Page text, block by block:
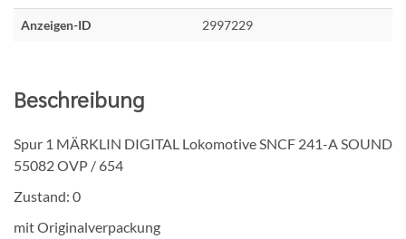
Anzeigen-ID 2997229
Beschreibung
Spur 1 MÄRKLIN DIGITAL Lokomotive SNCF 241-A SOUND
55082 OVP / 654
Zustand: 0
mit Originalverpackung